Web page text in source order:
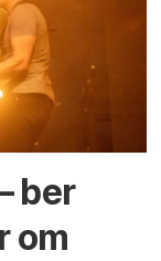
ber
om